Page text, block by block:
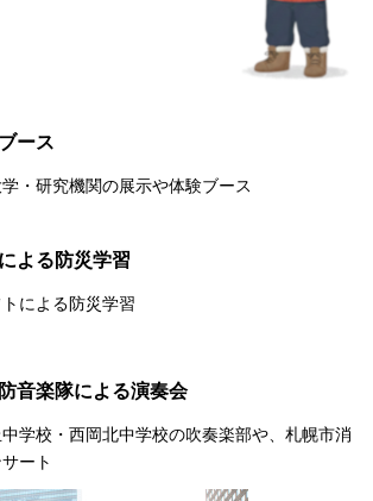
ース
・研究機関の展示や体験ブース
よる防災学習
による防災学習
音楽隊による演奏会
学校・西岡北中学校の吹奏楽部や、札幌市消
ート